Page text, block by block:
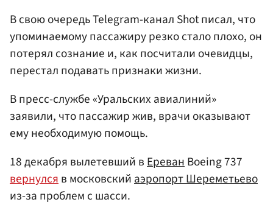
В свою очередь Telegram-канал Shot писал, что
упоминаемому пассажиру резко стало плохо, он
потерял сознание и, как посчитали очевидцы,
перестал подавать признаки жизни.
В пресс-службе «Уральских авиалиний»
заявили, что пассажир жив, врачи оказывают
ему необходимую помощь.
18 декабря вылетевший вЕреванBoeing 737
вернулсяв московскийаэропорт Шереметьево
из-за проблем с шасси.